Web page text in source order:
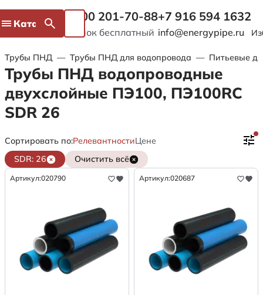
Каталог 8 800 201-70-88
Звонок бесплатный
+7 916 594 1632
info@energypipe.ru
Трубы ПНД — Трубы ПНД для водопровода — Питьевые
Трубы ПНД водопроводные
двухслойные ПЭ100, ПЭ100RC
SDR 26
Сортировать по:РелевантностиЦене
SDR: 26
Очистить всё
Артикул:020790 Артикул:020687